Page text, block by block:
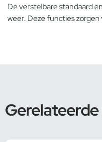
De verstelbare standaard
weer. Deze functies